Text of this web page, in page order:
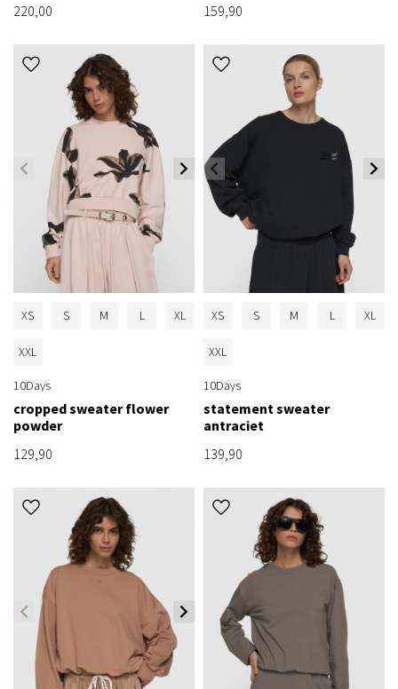
220,00
159,90
XS S M L XL
XXL
10Days
cropped sweater flower
powder
129,90
XS S M L XL
XXL
10Days
statement sweater
antraciet
139,90